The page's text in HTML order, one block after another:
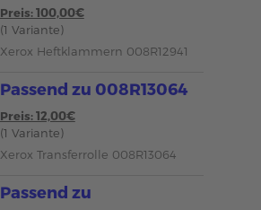
Preis: 100,00€
(1 Variante)
Xerox Heftklammern 008R12941
Passend zu 008R13064
Preis: 12,00€
(1 Variante)
Xerox Transferrolle 008R13064
Passend zu